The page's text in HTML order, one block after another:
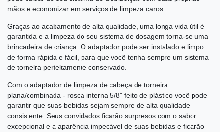
mãos e economizar em serviços de limpeza caros.
Graças ao acabamento de alta qualidade, uma longa vida útil é
garantida e a limpeza do seu sistema de dosagem torna-se uma
brincadeira de criança. O adaptador pode ser instalado e limpo
de forma rápida e fácil, para que você tenha sempre um sistema
de torneira perfeitamente conservado.
Com o adaptador de limpeza de cabeça de torneira
plana/combinada - rosca interna 5/8" feito de plástico você pode
garantir que suas bebidas sejam sempre de alta qualidade
consistente. Seus convidados ficarão surpresos com o sabor
excepcional e a aparência impecável de suas bebidas e ficarão